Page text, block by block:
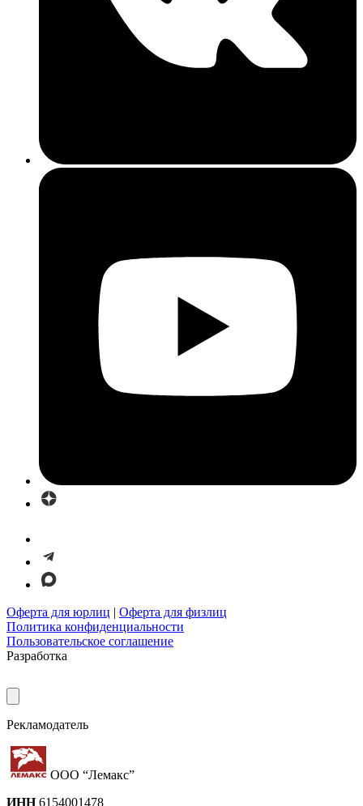
Оферта для юрлиц | Оферта для физлиц
Политика конфиденциальности
Пользовательское соглашение
Разработка
Рекламодатель
ООО “Лемакс”
ИНН6154001478